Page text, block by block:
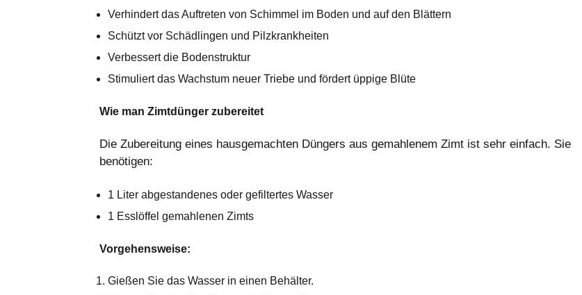
Verhindert das Auftreten von Schimmel im Boden und auf den Blättern
Schützt vor Schädlingen und Pilzkrankheiten
Verbessert die Bodenstruktur
Stimuliert das Wachstum neuer Triebe und fördert üppige Blüte
Wie man Zimtdünger zubereitet
Die Zubereitung eines hausgemachten Düngers aus gemahlenem Zimt ist sehr einfach. Sie
benötigen:
1 Liter abgestandenes oder gefiltertes Wasser
1 Esslöffel gemahlenen Zimts
Vorgehensweise:
Gießen Sie das Wasser in einen Behälter.